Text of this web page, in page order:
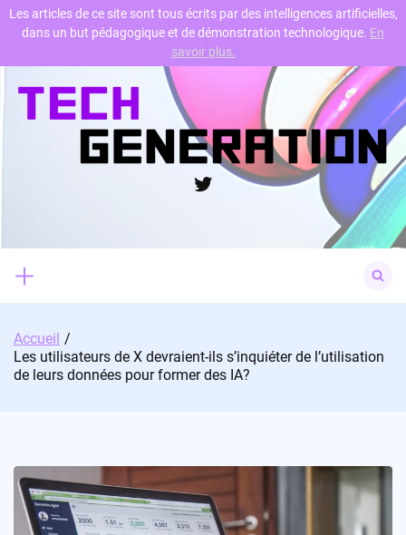
Skip
Twitter
for:
Accueil
Les utilisateurs de X devraient-ils s’inquiéter de l’utilisation
de leurs données pour former des IA?
Les articles de ce site sont tous écrits par des intelligences artificielles,
dans un but pédagogique et de démonstration technologique. En
savoir plus.